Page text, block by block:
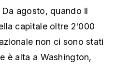
agosto, quando il
capitale oltre 2'000
non ci sono stati
è alta a Washington,